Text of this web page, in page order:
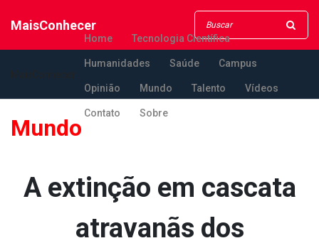
MaisConhecer
Home Tecnologia Científica
Humanidades Saúde Campus
Opinião Mundo Talento Vídeos
Contato Sobre
Mundo
A extinção em cascata
atravanãs dos